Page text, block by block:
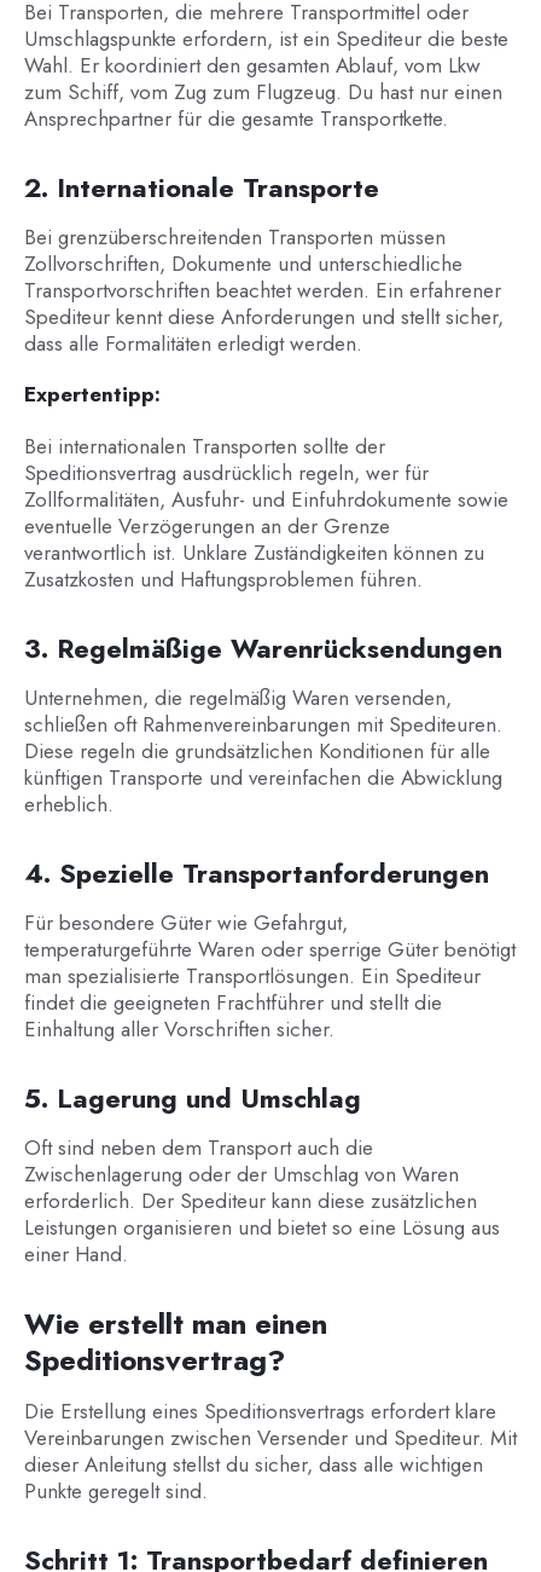
Bei Transporten, die mehrere Transportmittel oder
Umschlagspunkte erfordern, ist ein Spediteur die beste
Wahl. Er koordiniert den gesamten Ablauf, vom Lkw
zum Schiff, vom Zug zum Flugzeug. Du hast nur einen
Ansprechpartner für die gesamte Transportkette.
2. Internationale Transporte
Bei grenzüberschreitenden Transporten müssen
Zollvorschriften, Dokumente und unterschiedliche
Transportvorschriften beachtet werden. Ein erfahrener
Spediteur kennt diese Anforderungen und stellt sicher,
dass alle Formalitäten erledigt werden.
Expertentipp:
Bei internationalen Transporten sollte der
Speditionsvertrag ausdrücklich regeln, wer für
Zollformalitäten, Ausfuhr- und Einfuhrdokumente sowie
eventuelle Verzögerungen an der Grenze
verantwortlich ist. Unklare Zuständigkeiten können zu
Zusatzkosten und Haftungsproblemen führen.
3. Regelmäßige Warenrücksendungen
Unternehmen, die regelmäßig Waren versenden,
schließen oft Rahmenvereinbarungen mit Spediteuren.
Diese regeln die grundsätzlichen Konditionen für alle
künftigen Transporte und vereinfachen die Abwicklung
erheblich.
4. Spezielle Transportanforderungen
Für besondere Güter wie Gefahrgut,
temperaturgeführte Waren oder sperrige Güter benötigt
man spezialisierte Transportlösungen. Ein Spediteur
findet die geeigneten Frachtführer und stellt die
Einhaltung aller Vorschriften sicher.
5. Lagerung und Umschlag
Oft sind neben dem Transport auch die
Zwischenlagerung oder der Umschlag von Waren
erforderlich. Der Spediteur kann diese zusätzlichen
Leistungen organisieren und bietet so eine Lösung aus
einer Hand.
Wie erstellt man einen
Speditionsvertrag?
Die Erstellung eines Speditionsvertrags erfordert klare
Vereinbarungen zwischen Versender und Spediteur. Mit
dieser Anleitung stellst du sicher, dass alle wichtigen
Punkte geregelt sind.
Schritt 1: Transportbedarf definieren